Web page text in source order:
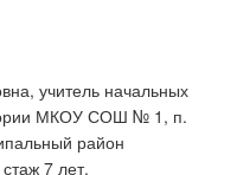
учитель начальных
МКОУ СОШ № 1, п.
район
7 лет.